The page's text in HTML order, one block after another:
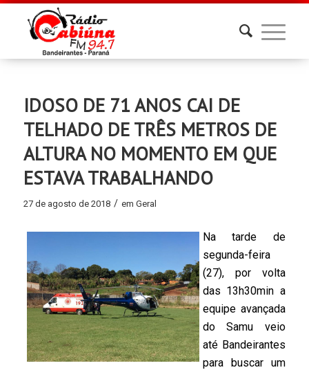
IDOSO DE 71 ANOS CAI DE
TELHADO DE TRÊS METROS DE
ALTURA NO MOMENTO EM QUE
ESTAVA TRABALHANDO
27 de agosto de 2018 / em Geral
Na tarde de
segunda-feira
(27), por volta
das 13h30min a
equipe avançada
do Samu veio
até Bandeirantes
para buscar um